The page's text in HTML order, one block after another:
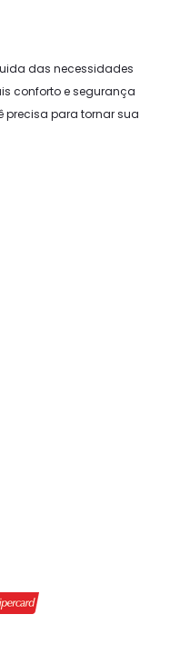
das necessidades
conforto e segurança
precisa para tornar sua